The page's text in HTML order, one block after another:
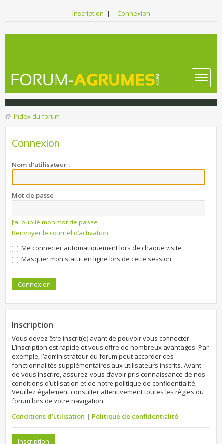
Inscription | Connexion
Index du forum
Connexion
Nom d’utilisateur :
Mot de passe :
J’ai oublié mon mot de passe
Renvoyer le courriel d’activation
Me connecter automatiquement lors de chaque visite
Masquer mon statut en ligne lors de cette session
Inscription
Vous devez être inscrit(e) avant de pouvoir vous connecter.
L’inscription est rapide et vous offre de nombreux avantages. Par
exemple, l’administrateur du forum peut accorder des
fonctionnalités supplémentaires aux utilisateurs inscrits. Avant
de vous inscrire, assurez-vous d’avoir pris connaissance de nos
conditions d’utilisation et de notre politique de confidentialité.
Veuillez également consulter attentivement toutes les règles du
forum lors de votre navigation.
Conditions d’utilisation | Politique de confidentialité
Inscription